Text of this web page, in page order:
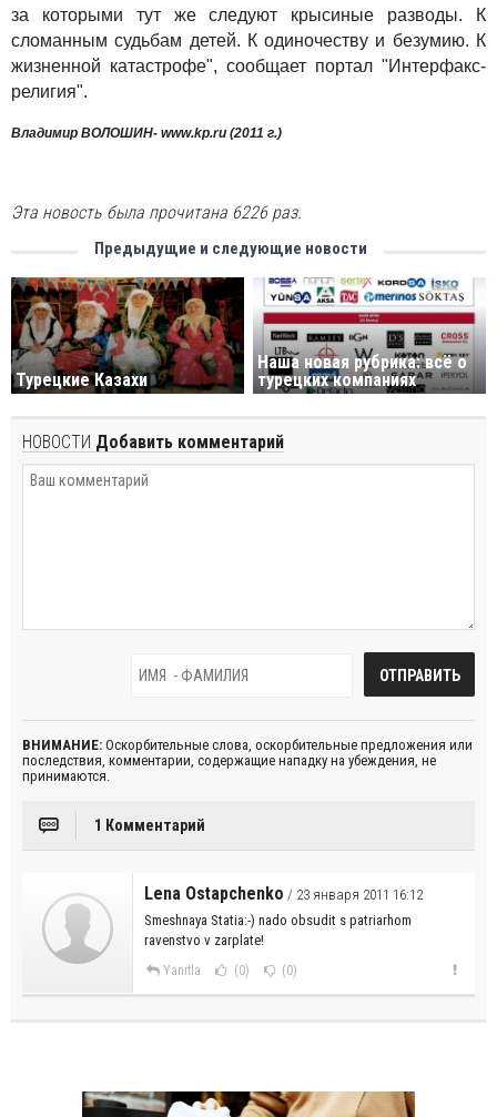
за которыми тут же следуют крысиные разводы. К
сломанным судьбам детей. К одиночеству и безумию. К
жизненной катастрофе", сообщает портал "Интерфакс-
религия".
Владимир ВОЛОШИН- www.kp.ru (2011 г.)
Эта новость была прочитана 6226 раз.
Предыдущие и следующие новости
Турецкие Казахи
Наша новая рубрика: всё о
турецких компаниях
НОВОСТИ Добавить комментарий
ВНИМАНИЕ: Оскорбительные слова, оскорбительные предложения или
последствия, комментарии, содержащие нападку на убеждения, не
принимаются.
1 Комментарий
Lena Ostapchenko / 23 января 2011 16:12
Smeshnaya Statia:-) nado obsudit s patriarhom
ravenstvo v zarplate!
Yanıtla (0) (0)